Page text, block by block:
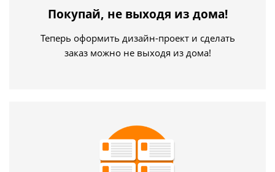
Покупай, не выходя из дома!
Теперь оформить дизайн-проект и сделать
заказ можно не выходя из дома!